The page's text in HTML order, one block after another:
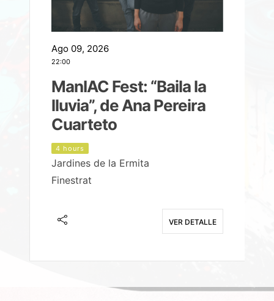
Ago 09, 2026
22:00
ManIAC Fest: “Baila la
lluvia”, de Ana Pereira
Cuarteto
4 hours
Jardines de la Ermita
Finestrat
VER DETALLE